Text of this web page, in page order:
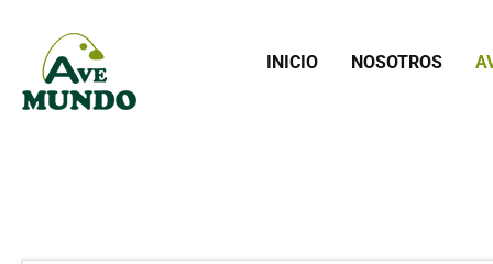
INICIO NOSOTROS